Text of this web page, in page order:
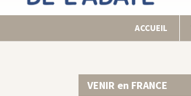
ACCUEIL
VENIR en FRANCE